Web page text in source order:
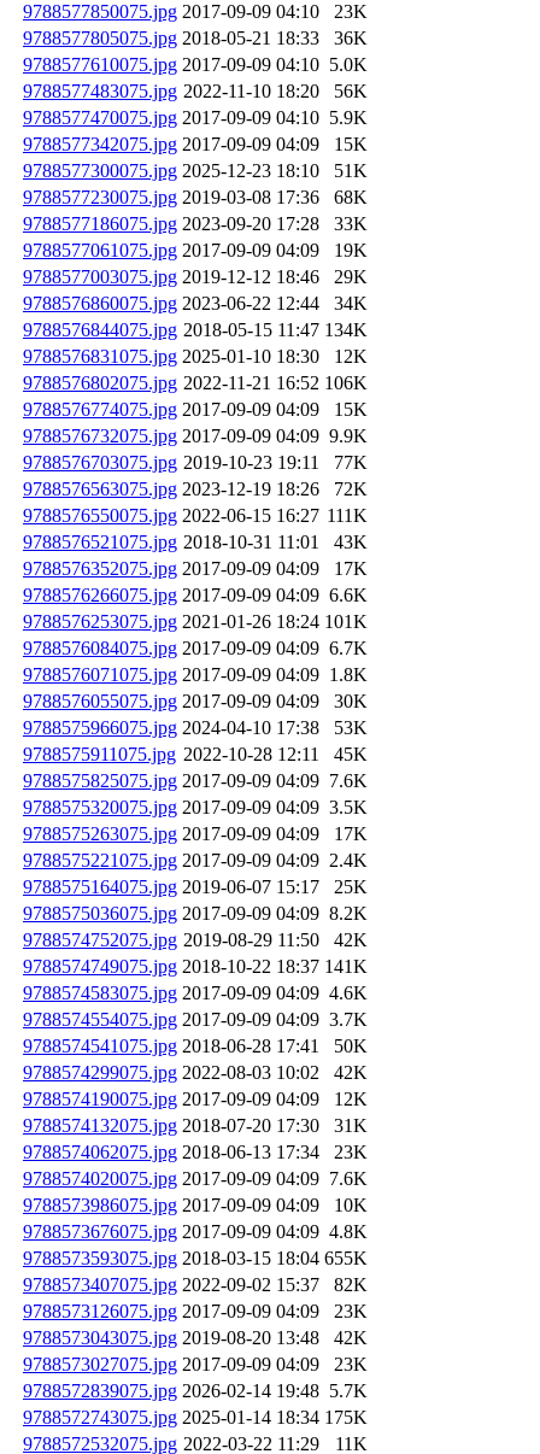
9788577850075.jpg 2017-09-09 04:10
23K
9788577805075.jpg 2018-05-21 18:33
36K
9788577610075.jpg 2017-09-09 04:10 5.0K
9788577483075.jpg 2022-11-10 18:20
56K
9788577470075.jpg 2017-09-09 04:10 5.9K
9788577342075.jpg 2017-09-09 04:09
15K
9788577300075.jpg 2025-12-23 18:10
51K
9788577230075.jpg 2019-03-08 17:36
68K
9788577186075.jpg 2023-09-20 17:28
33K
9788577061075.jpg 2017-09-09 04:09
19K
9788577003075.jpg 2019-12-12 18:46
29K
9788576860075.jpg 2023-06-22 12:44
34K
9788576844075.jpg 2018-05-15 11:47 134K
9788576831075.jpg 2025-01-10 18:30
12K
9788576802075.jpg 2022-11-21 16:52 106K
9788576774075.jpg 2017-09-09 04:09
15K
9788576732075.jpg 2017-09-09 04:09 9.9K
9788576703075.jpg 2019-10-23 19:11
77K
9788576563075.jpg 2023-12-19 18:26
72K
9788576550075.jpg 2022-06-15 16:27 111K
9788576521075.jpg 2018-10-31 11:01
43K
9788576352075.jpg 2017-09-09 04:09
17K
9788576266075.jpg 2017-09-09 04:09 6.6K
9788576253075.jpg 2021-01-26 18:24 101K
9788576084075.jpg 2017-09-09 04:09 6.7K
9788576071075.jpg 2017-09-09 04:09 1.8K
9788576055075.jpg 2017-09-09 04:09
30K
9788575966075.jpg 2024-04-10 17:38
53K
9788575911075.jpg 2022-10-28 12:11
45K
9788575825075.jpg 2017-09-09 04:09 7.6K
9788575320075.jpg 2017-09-09 04:09 3.5K
9788575263075.jpg 2017-09-09 04:09
17K
9788575221075.jpg 2017-09-09 04:09 2.4K
9788575164075.jpg 2019-06-07 15:17
25K
9788575036075.jpg 2017-09-09 04:09 8.2K
9788574752075.jpg 2019-08-29 11:50
42K
9788574749075.jpg 2018-10-22 18:37 141K
9788574583075.jpg 2017-09-09 04:09 4.6K
9788574554075.jpg 2017-09-09 04:09 3.7K
9788574541075.jpg 2018-06-28 17:41
50K
9788574299075.jpg 2022-08-03 10:02
42K
9788574190075.jpg 2017-09-09 04:09
12K
9788574132075.jpg 2018-07-20 17:30
31K
9788574062075.jpg 2018-06-13 17:34
23K
9788574020075.jpg 2017-09-09 04:09 7.6K
9788573986075.jpg 2017-09-09 04:09
10K
9788573676075.jpg 2017-09-09 04:09 4.8K
9788573593075.jpg 2018-03-15 18:04 655K
9788573407075.jpg 2022-09-02 15:37
82K
9788573126075.jpg 2017-09-09 04:09
23K
9788573043075.jpg 2019-08-20 13:48
42K
9788573027075.jpg 2017-09-09 04:09
23K
9788572839075.jpg 2026-02-14 19:48 5.7K
9788572743075.jpg 2025-01-14 18:34 175K
9788572532075.jpg 2022-03-22 11:29 11K